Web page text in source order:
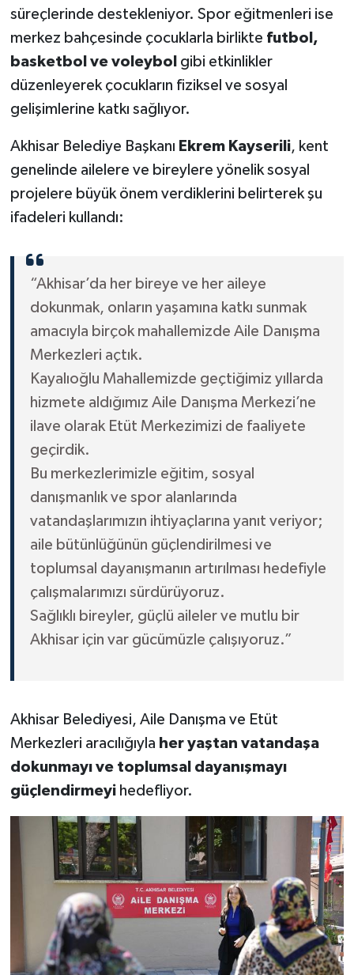
süreçlerinde destekleniyor. Spor eğitmenleri ise
merkez bahçesinde çocuklarla birlikte futbol,
basketbol ve voleybol gibi etkinlikler
düzenleyerek çocukların fiziksel ve sosyal
gelişimlerine katkı sağlıyor.
Akhisar Belediye Başkanı Ekrem Kayserili, kent
genelinde ailelere ve bireylere yönelik sosyal
projelere büyük önem verdiklerini belirterek şu
ifadeleri kullandı:
“Akhisar’da her bireye ve her aileye
dokunmak, onların yaşamına katkı sunmak
amacıyla birçok mahallemizde Aile Danışma
Merkezleri açtık.
Kayalıoğlu Mahallemizde geçtiğimiz yıllarda
hizmete aldığımız Aile Danışma Merkezi’ne
ilave olarak Etüt Merkezimizi de faaliyete
geçirdik.
Bu merkezlerimizle eğitim, sosyal
danışmanlık ve spor alanlarında
vatandaşlarımızın ihtiyaçlarına yanıt veriyor;
aile bütünlüğünün güçlendirilmesi ve
toplumsal dayanışmanın artırılması hedefiyle
çalışmalarımızı sürdürüyoruz.
Sağlıklı bireyler, güçlü aileler ve mutlu bir
Akhisar için var gücümüzle çalışıyoruz.”
Akhisar Belediyesi, Aile Danışma ve Etüt
Merkezleri aracılığıyla her yaştan vatandaşa
dokunmayı ve toplumsal dayanışmayı
güçlendirmeyihedefliyor.